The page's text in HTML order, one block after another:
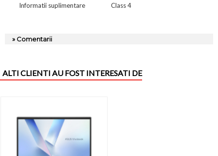
Informatii suplimentare
Class 4
» Comentarii
ALTI CLIENTI AU FOST INTERESATI DE